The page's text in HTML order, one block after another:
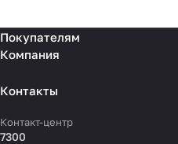
Покупателям
Компания
Контакты
Контакт-центр
7300